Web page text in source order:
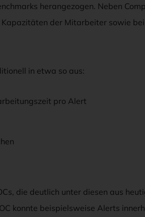
herangezogen. Neben
der Mitarbeiter sowie
in etwa so aus:
pro Alert
die deutlich unter diesen aus
konnte beispielsweise Alerts